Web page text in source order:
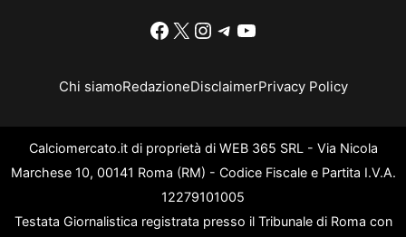
Facebook
X Instagram
Telegram
YouTube
Chi siamoRedazioneDisclaimerPrivacy Policy
Calciomercato.it di proprietà di WEB 365 SRL - Via Nicola
Marchese 10, 00141 Roma (RM) - Codice Fiscale e Partita I.V.A.
12279101005
Testata Giornalistica registrata presso il Tribunale di Roma con